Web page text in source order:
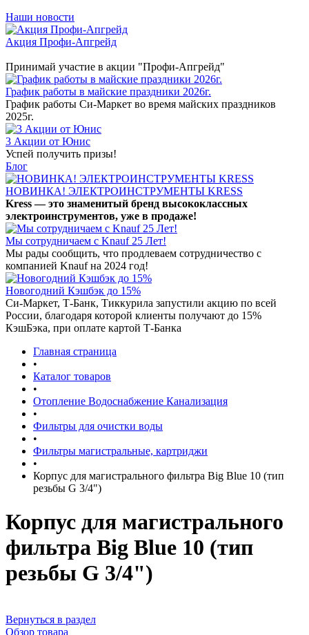
Наши новости
Акция Профи-Апгрейд
Принимай участие в акции "Профи-Апгрейд"
График работы в майские праздники 2026г.
График работы Си-Маркет во время майских праздников
2025г.
3 Акции от Юнис
Успей получить призы!
Блог
НОВИНКА! ЭЛЕКТРОИНСТРУМЕНТЫ KRESS
Kress — это знаменитый бренд высококлассных
электроинструментов, уже в продаже!
Мы сотрудничаем с Knauf 25 Лет!
Мы рады сообщить, что продлеваем сотрудничество с
компанией Knauf на 2024 год!
Новогодний Кэшбэк до 15%
Си-Маркет, Т-Банк, Тиккурила запустили акцию по всей
России, благодаря которой клиенты получают до 15%
КэшБэка, при оплате картой Т-Банка
Главная страница
•
Каталог товаров
•
Отопление Водоснабжение Канализация
•
Фильтры для очистки воды
•
Фильтры магистральные, картриджи
•
Корпус для магистрального фильтра Big Blue 10 (тип
резьбы G 3/4")
Корпус для магистрального
фильтра Big Blue 10 (тип
резьбы G 3/4")
Вернуться в раздел
Обзор товара